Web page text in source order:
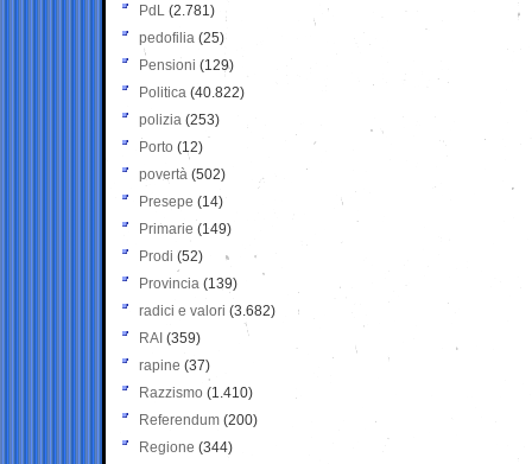
PdL (2.781)
pedofilia (25)
Pensioni (129)
Politica (40.822)
polizia (253)
Porto (12)
povertà (502)
Presepe (14)
Primarie (149)
Prodi (52)
Provincia (139)
radici e valori (3.682)
RAI (359)
rapine (37)
Razzismo (1.410)
Referendum (200)
Regione (344)